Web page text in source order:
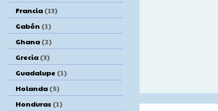
Francia (13)
Gabón (1)
Ghana (2)
Grecia (3)
Guadalupe (1)
Holanda (5)
Honduras (1)